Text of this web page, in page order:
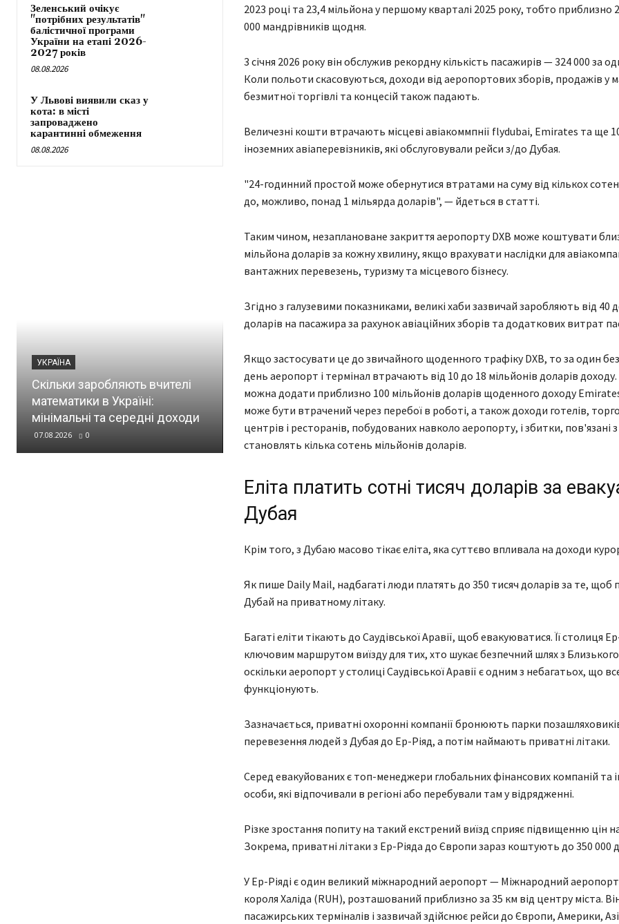
Зеленський очікує
"потрібних результатів"
балістичної програми
України на етапі 2026-
2027 років
08.08.2026
У Львові виявили сказ у
кота: в місті
запроваджено
карантинні обмеження
08.08.2026
УКРАЇНА
Скільки заробляють вчителі
математики в Україні:
мінімальні та середні доходи
07.08.2026 0
Виплати
військовослужбовцям у
серпні: хто може отримати
матеріальну допомогу
07.08.2026 0
ВІЙНА В УКРАЇНІ
На Хмельниччині тривають
пошуки після надзвичайної
події на полігоні
07.08.2026 0
2023 році та 23,4 мільйона у першому кварталі 2025 року, тобто приблизно
000 мандрівників щодня.
3 січня 2026 року він обслужив рекордну кількість пасажирів — 324 000 за
Коли польоти скасовуються, доходи від аеропортових зборів, продажів у
безмитної торгівлі та концесій також падають.
Величезні кошти втрачають місцеві авіакоммпнії flydubai, Emirates та ще
іноземних авіаперевізників, які обслуговували рейси з/до Дубая.
"24-годинний простой може обернутися втратами на суму від кількох
до, можливо, понад 1 мільярда доларів", — йдеться в статті.
Таким чином, незаплановане закриття аеропорту DXB може коштувати
мільйона доларів за кожну хвилину, якщо врахувати наслідки для
вантажних перевезень, туризму та місцевого бізнесу.
Згідно з галузевими показниками, великі хаби зазвичай заробляють від 40
доларів на пасажира за рахунок авіаційних зборів та додаткових витрат
Якщо застосувати це до звичайного щоденного трафіку DXB, то за один
день аеропорт і термінал втрачають від 10 до 18 мільйонів доларів
можна додати приблизно 100 мільйонів доларів щоденного доходу
може бути втрачений через перебої в роботі, а також доходи готелів,
центрів і ресторанів, побудованих навколо аеропорту, і збитки, пов'язані з
становлять кілька сотень мільйонів доларів.
Еліта платить сотні тисяч доларів за
Дубая
Крім того, з Дубаю масово тікає еліта, яка суттєво впливала на доходи
Як пише Daily Mail, надбагаті люди платять до 350 тисяч доларів за те, щоб
Дубай на приватному літаку.
Багаті еліти тікають до Саудівської Аравії, щоб евакуюватися. Її столиця
ключовим маршрутом виїзду для тих, хто шукає безпечний шлях з
оскільки аеропорт у столиці Саудівської Аравії є одним з небагатьох, що
функціонують.
Зазначається, приватні охоронні компанії бронюють парки
перевезення людей з Дубая до Ер-Ріяд, а потім наймають приватні літаки.
Серед евакуйованих є топ-менеджери глобальних фінансових компаній та
особи, які відпочивали в регіоні або перебували там у відрядженні.
Різке зростання попиту на такий екстрений виїзд сприяє підвищенню цін
Зокрема, приватні літаки з Ер-Ріяда до Європи зараз коштують до 350 000
У Ер-Ріяді є один великий міжнародний аеропорт — Міжнародний аеропорт
короля Халіда (RUH), розташований приблизно за 35 км від центру міста.
пасажирських терміналів і зазвичай здійснює рейси до Європи, Америки,